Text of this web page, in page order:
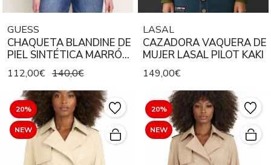
GUESS
CHAQUETA BLANDINE DE
PIEL SINTÉTICA MARRÓN
ENCERADA
112,00€ 140,0€
LASAL
CAZADORA VAQUERA DE
MUJER LASAL PILOT KAKI
149,00€
20%
NEW
20%
NEW